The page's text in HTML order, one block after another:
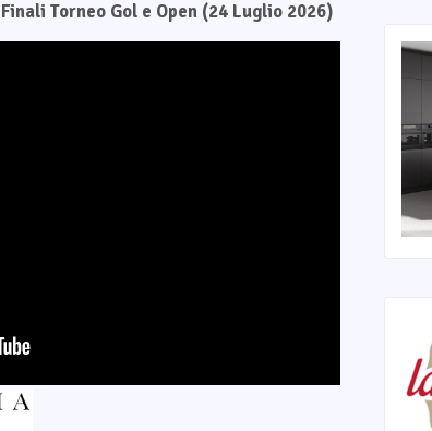
Finali Torneo Gol e Open (24 Luglio 2026)